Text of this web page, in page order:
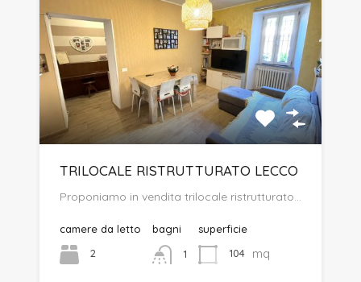
TRILOCALE RISTRUTTURATO LECCO
Proponiamo in vendita trilocale ristrutturato…
camere da letto
2
bagni
1
superficie
104
mq